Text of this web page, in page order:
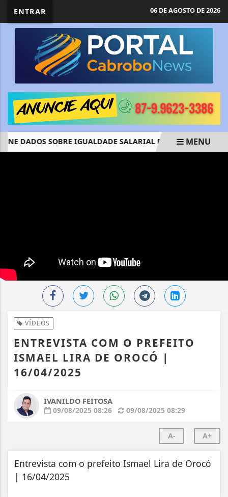
ENTRAR 06 DE AGOSTO DE 2026
DADOS SOBRE IGUALDADE SALARIAL DE HOMENS E
MENU
VÍDEOS
ENTREVISTA COM O PREFEITO
ISMAEL LIRA DE OROCÓ |
16/04/2025
IVANILDO FEITOSA
09/08/2025 08:26
09/08/2025 08:29
A- A+
Entrevista com o prefeito Ismael Lira de Orocó
| 16/04/2025